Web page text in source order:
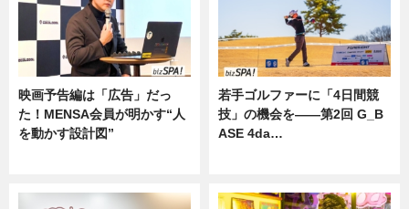
映画予告編は「広告」だっ
た！MENSA会員が明かす“人
を動かす設計図”
若手ゴルファーに「4日間競
技」の機会を——第2回 G_B
ASE 4da…